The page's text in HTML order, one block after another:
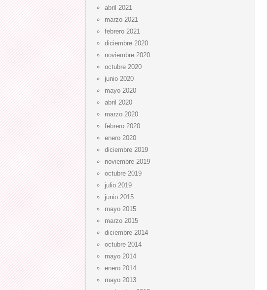
abril 2021
marzo 2021
febrero 2021
diciembre 2020
noviembre 2020
octubre 2020
junio 2020
mayo 2020
abril 2020
marzo 2020
febrero 2020
enero 2020
diciembre 2019
noviembre 2019
octubre 2019
julio 2019
junio 2015
mayo 2015
marzo 2015
diciembre 2014
octubre 2014
mayo 2014
enero 2014
mayo 2013